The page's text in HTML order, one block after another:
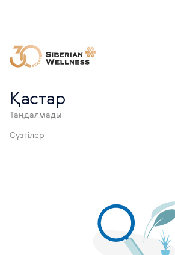
Қастар
Таңдалмады
Сүзгілер